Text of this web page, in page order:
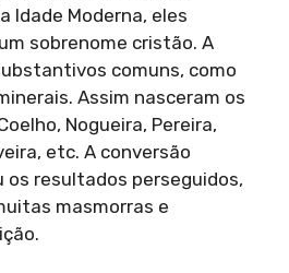
Idade Moderna, eles
sobrenome cristão. A
comuns, como
Assim nasceram os
Nogueira, Pereira,
etc. A conversão
os resultados perseguidos,
masmorras e